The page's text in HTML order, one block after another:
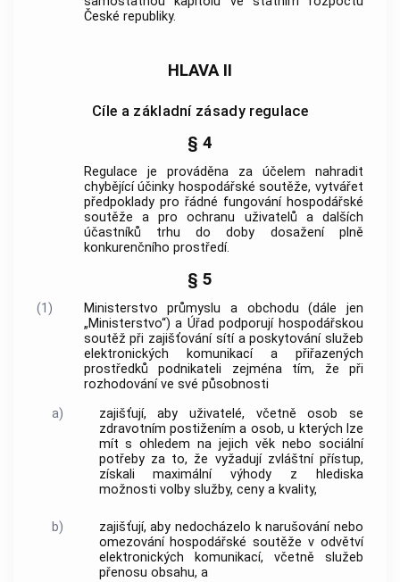
České republiky.
HLAVA II
Cíle a základní zásady regulace
§ 4
Regulace je prováděna za účelem nahradit
chybějící účinky hospodářské soutěže, vytvářet
předpoklady pro řádné fungování hospodářské
soutěže a pro ochranu uživatelů a dalších
účastníků trhu do doby dosažení plně
konkurenčního prostředí.
§ 5
(1)
Ministerstvo průmyslu a obchodu (dále jen
„Ministerstvo“) a Úřad podporují hospodářskou
soutěž při zajišťování sítí a poskytování služeb
elektronických komunikací a přiřazených
prostředků podnikateli zejména tím, že při
rozhodování ve své působnosti
a)
zajišťují, aby uživatelé, včetně osob se
zdravotním postižením a osob, u kterých lze
mít s ohledem na jejich věk nebo sociální
potřeby za to, že vyžadují zvláštní přístup,
získali maximální výhody z hlediska
možnosti volby služby, ceny a kvality,
b)
zajišťují, aby nedocházelo k narušování nebo
omezování hospodářské soutěže v odvětví
elektronických komunikací, včetně služeb
přenosu obsahu, a